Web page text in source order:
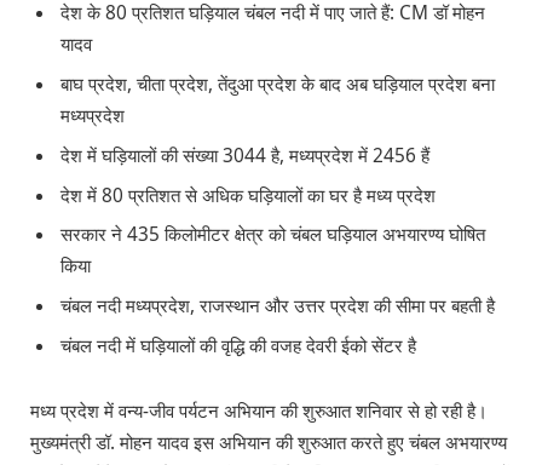
देश के 80 प्रतिशत घड़ियाल चंबल नदी में पाए जाते हैं: CM डॉ मोहन
यादव
बाघ प्रदेश, चीता प्रदेश, तेंदुआ प्रदेश के बाद अब घड़ियाल प्रदेश बना
मध्यप्रदेश
देश में घड़ियालों की संख्या 3044 है, मध्यप्रदेश में 2456 हैं
देश में 80 प्रतिशत से अधिक घड़ियालों का घर है मध्य प्रदेश
सरकार ने 435 किलोमीटर क्षेत्र को चंबल घड़ियाल अभयारण्य घोषित
किया
चंबल नदी मध्यप्रदेश, राजस्थान और उत्तर प्रदेश की सीमा पर बहती है
चंबल नदी में घड़ियालों की वृद्धि की वजह देवरी ईको सेंटर है
मध्य प्रदेश में वन्य-जीव पर्यटन अभियान की शुरुआत शनिवार से हो रही है।
मुख्यमंत्री डॉ. मोहन यादव इस अभियान की शुरुआत करते हुए चंबल अभयारण्य